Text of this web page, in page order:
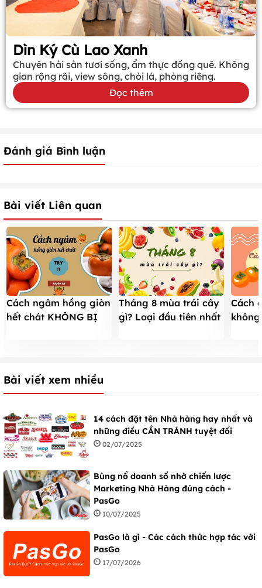
Dìn Ký Cù Lao Xanh
Chuyên hải sản tươi sống, ẩm thực đồng quê. Không
gian rộng rãi, view sông, chòi lá, phòng riêng.
Đọc thêm
Đánh giá Bình luận
Bài viết Liên quan
Cách ngâm hồng giòn
hết chát KHÔNG BỊ
Tháng 8 mùa trái cây
gì? Loại đầu tiên nhất
Cách
Bài viết xem nhiều
14 cách đặt tên Nhà hàng hay nhất và
những điều CẦN TRÁNH tuyệt đối
02/07/2025
Bùng nổ doanh số nhờ chiến lược
Marketing Nhà Hàng đúng cách -
PasGo
10/07/2025
PasGo là gì - Các cách thức hợp tác với
PasGo
17/07/2026